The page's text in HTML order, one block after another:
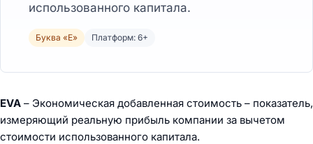
использованного капитала.
Буква «E» Платформ: 6+
EVA – Экономическая добавленная стоимость – показатель,
измеряющий реальную прибыль компании за вычетом
стоимости использованного капитала.